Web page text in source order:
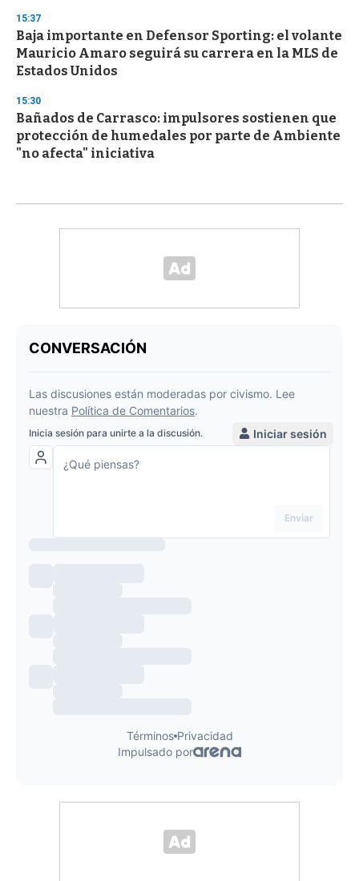
15:37
Baja importante en Defensor Sporting: el volante
Mauricio Amaro seguirá su carrera en la MLS de
Estados Unidos
15:30
Bañados de Carrasco: impulsores sostienen que
protección de humedales por parte de Ambiente
"no afecta" iniciativa